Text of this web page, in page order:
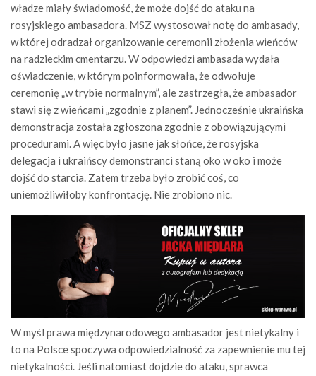
władze miały świadomość, że może dojść do ataku na
rosyjskiego ambasadora. MSZ wystosował notę do ambasady,
w której odradzał organizowanie ceremonii złożenia wieńców
na radzieckim cmentarzu. W odpowiedzi ambasada wydała
oświadczenie, w którym poinformowała, że odwołuje
ceremonię „w trybie normalnym”, ale zastrzegła, że ambasador
stawi się z wieńcami „zgodnie z planem”. Jednocześnie ukraińska
demonstracja została zgłoszona zgodnie z obowiązującymi
procedurami. A więc było jasne jak słońce, że rosyjska
delegacja i ukraińscy demonstranci staną oko w oko i może
dojść do starcia. Zatem trzeba było zrobić coś, co
uniemożliwiłoby konfrontację. Nie zrobiono nic.
W myśl prawa międzynarodowego ambasador jest nietykalny i
to na Polsce spoczywa odpowiedzialność za zapewnienie mu tej
nietykalności. Jeśli natomiast dojdzie do ataku, sprawca